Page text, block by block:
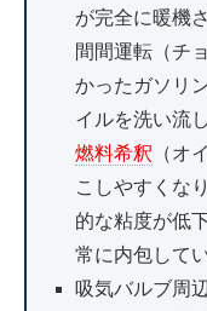
が完全に暖機
間間運転（チ
かったガソリ
イルを洗い流
燃料希釈 （オ
こしやすくな
的な粘度が低
常に内包して
吸気バルブ周